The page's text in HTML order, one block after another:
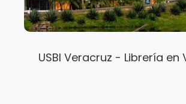
USBI Veracruz - Librería en